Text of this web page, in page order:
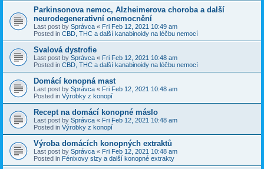
Parkinsonova nemoc, Alzheimerova choroba a další
neurodegenerativní onemocnění
Last post by Správca « Fri Feb 12, 2021 10:49 am
Posted in CBD, THC a další kanabinoidy na léčbu nemocí
Svalová dystrofie
Last post by Správca « Fri Feb 12, 2021 10:48 am
Posted in CBD, THC a další kanabinoidy na léčbu nemocí
Domácí konopná mast
Last post by Správca « Fri Feb 12, 2021 10:48 am
Posted in Výrobky z konopí
Recept na domácí konopné máslo
Last post by Správca « Fri Feb 12, 2021 10:48 am
Posted in Výrobky z konopí
Výroba domácích konopných extraktů
Last post by Správca « Fri Feb 12, 2021 10:48 am
Posted in Fénixovy slzy a další konopné extrakty